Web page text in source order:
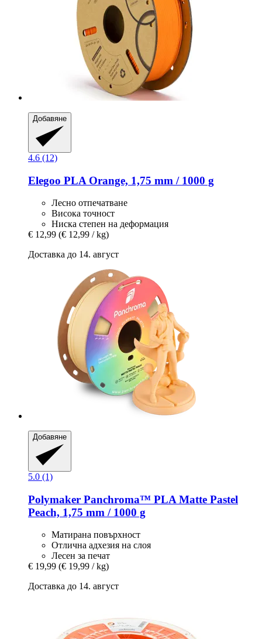
Добавяне
4.6 (12)
Elegoo PLA Orange, 1,75 mm / 1000 g
Лесно отпечатване
Висока точност
Ниска степен на деформация
€ 12,99 (€ 12,99 / kg)
Доставка до 14. август
Добавяне
5.0 (1)
Polymaker Panchroma™ PLA Matte Pastel
Peach, 1,75 mm / 1000 g
Матирана повърхност
Отлична адхезия на слоя
Лесен за печат
€ 19,99 (€ 19,99 / kg)
Доставка до 14. август